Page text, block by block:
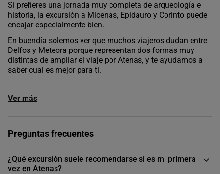
Si prefieres una jornada muy completa de arqueología e
historia, la excursión a Micenas, Epidauro y Corinto puede
encajar especialmente bien.
En buendía solemos ver que muchos viajeros dudan entre
Delfos y Meteora porque representan dos formas muy
distintas de ampliar el viaje por Atenas, y te ayudamos a
saber cual es mejor para ti.
Ver más
Preguntas frecuentes
¿Qué excursión suele recomendarse si es mi primera
vez en Atenas?